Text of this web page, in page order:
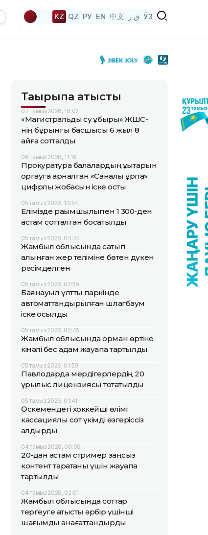
KZ QZ РУ EN 中文 ق ز ЎЗ
Тақырыпқа қатысты
07 тамыз 2026, 16:02
«Магистральдық су құбыры» ЖШС-
нің бұрынғы басшысы 6 жыл 8
айға сотталды
06 тамыз 2026, 11:16
Прокуратура балалардың құқықтарын
қорғауға арналған «Саналы ұрпақ»
цифрлық жобасын іске қосты
05 тамыз 2026, 13:54
Елімізде рақымшылықпен 1 300-ден
астам сотталған босатылды
05 тамыз 2026, 04:34
Жамбыл облысында сатып
алынған жер теліміне бөтен дүкен
рәсімделген
05 тамыз 2026, 02:59
Баянауыл ұлттық паркінде
автоматтандырылған шлагбаум
іске қосылды
05 тамыз 2026, 02:45
Жамбыл облысында орман өртіне
кінәлі бес адам жауапқа тартылды
05 тамыз 2026, 01:59
Павлодарда мердігерлердің 20
құрылыс лицензиясы тоқтатылды
05 тамыз 2026, 01:41
Өскемендегі хоккейші өлімі:
кассациялық сот үкімді өзгеріссіз
қалдырды
04 тамыз 2026, 09:09
20-дан астам стример заңсыз
контент таратқаны үшін жауапқа
тартылды
04 тамыз 2026, 02:01
Жамбыл облысында соттар
тергеуге қатысты әрбір үшінші
шағымды қанағаттандырды